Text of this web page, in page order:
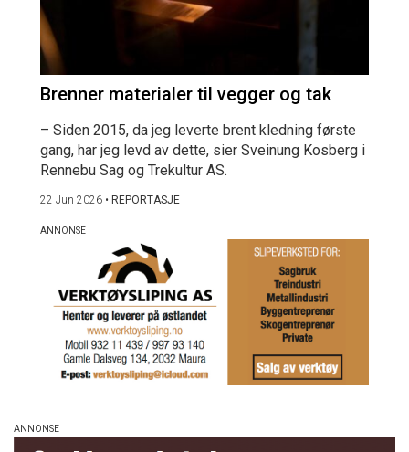
Brenner materialer til vegger og tak
– Siden 2015, da jeg leverte brent kledning første
gang, har jeg levd av dette, sier Sveinung Kosberg i
Rennebu Sag og Trekultur AS.
22 Jun 2026 • REPORTASJE